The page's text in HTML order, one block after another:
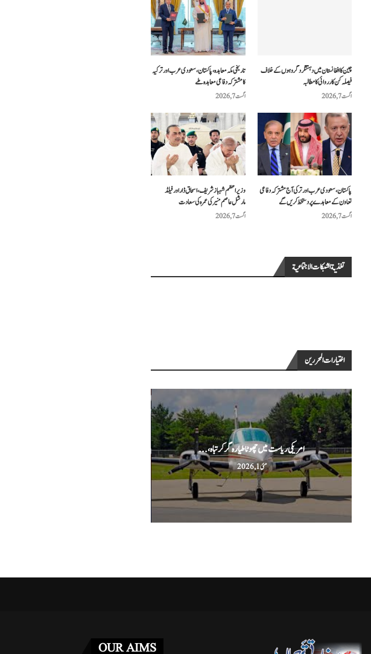
تاریخی مکہ معاہدہ، پاکستان، سعودی عرب اور ترکیہ
کا مشترکہ دفاعی معاہدہ طے
اگست 7, 2026
چین کا افغانستان میں دہشتگرد گروہوں کے خلاف
فیصلہ کن کارروائی کا مطالبہ
اگست 7, 2026
وزیراعظم شہباز شریف، اسحاق ڈار اور فیلڈ
مارشل عاصم منیر کی عمرہ کی سعادت
اگست 7, 2026
پاکستان، سعودی عرب اور ترکی آج مشترکہ دفاعی
تعاون کے معاہدے پر دستخط کریں گے
اگست 7, 2026
تغذية الشبكات الاجتماعية
اختيارات المحررين
امریکی ریاست میں چھوٹا طیارہ گر کر تباہ،...
مئی 1, 2026
OUR AIMS